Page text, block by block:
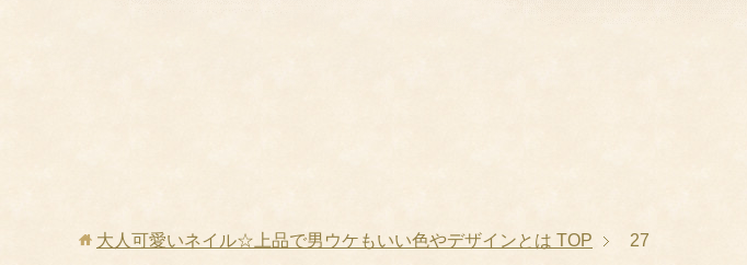
大人可愛いネイル☆上品で男ウケもいい色やデザインとは TOP 27